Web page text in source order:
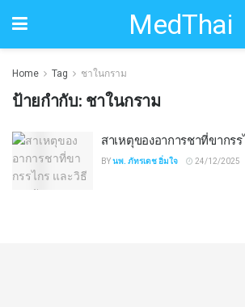
MedThai
Home Tag ชาในกราม
ป้ายกำกับ: ชาในกราม
สาเหตุของอาการชาที่ขากร
BYนพ. ภัทรเดช อิ่มใจ 24/12/2025